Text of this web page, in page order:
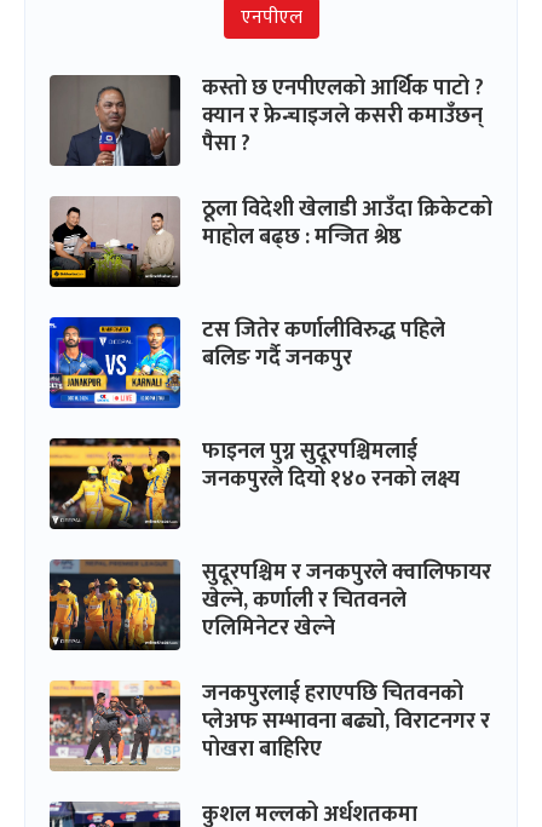
एनपीएल
कस्तो छ एनपीएलको आर्थिक पाटो ?
क्यान र फ्रेन्चाइजले कसरी कमाउँछन्
पैसा ?
ठूला विदेशी खेलाडी आउँदा क्रिकेटको
माहोल बढ्छ : मन्जित श्रेष्ठ
टस जितेर कर्णालीविरुद्ध पहिले
बलिङ गर्दै जनकपुर
फाइनल पुग्न सुदूरपश्चिमलाई
जनकपुरले दियो १४० रनको लक्ष्य
सुदूरपश्चिम र जनकपुरले क्वालिफायर
खेल्ने, कर्णाली र चितवनले
एलिमिनेटर खेल्ने
जनकपुरलाई हराएपछि चितवनको
प्लेअफ सम्भावना बढ्यो, विराटनगर र
पोखरा बाहिरिए
कुशल मल्लको अर्धशतकमा